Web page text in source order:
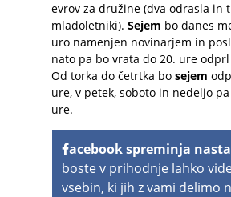
evrov za družine (dva odrasla in
mladoletniki). Sejem bo danes
uro namenjen novinarjem in
nato pa bo vrata do 20. ure
Od torka do četrtka bo sejem
ure, v petek, soboto in nedeljo
ure.
acebook spreminja
boste v prihodnje lahko
vsebin, ki jih z vami delimo